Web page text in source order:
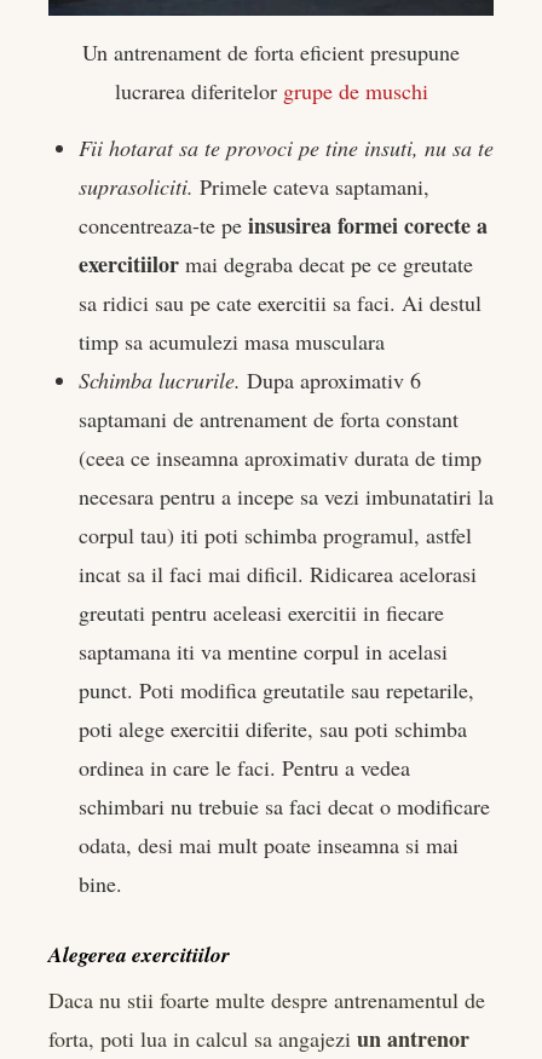
Un antrenament de forta eficient presupune
lucrarea diferitelor grupe de muschi
Fii hotarat sa te provoci pe tine insuti, nu sa te
suprasoliciti. Primele cateva saptamani,
concentreaza-te pe insusirea formei corecte a
exercitiilor mai degraba decat pe ce greutate
sa ridici sau pe cate exercitii sa faci. Ai destul
timp sa acumulezi masa musculara
Schimba lucrurile. Dupa aproximativ 6
saptamani de antrenament de forta constant
(ceea ce inseamna aproximativ durata de timp
necesara pentru a incepe sa vezi imbunatatiri la
corpul tau) iti poti schimba programul, astfel
incat sa il faci mai dificil. Ridicarea acelorasi
greutati pentru aceleasi exercitii in fiecare
saptamana iti va mentine corpul in acelasi
punct. Poti modifica greutatile sau repetarile,
poti alege exercitii diferite, sau poti schimba
ordinea in care le faci. Pentru a vedea
schimbari nu trebuie sa faci decat o modificare
odata, desi mai mult poate inseamna si mai
bine.
Alegerea exercitiilor
Daca nu stii foarte multe despre antrenamentul de
forta, poti lua in calcul sa angajezi un antrenor